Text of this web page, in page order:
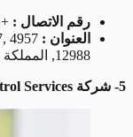
رقم الاتصال : +966509001282
العنوان :
12988, المملكة العربية السعودية
5- شركة Expert Relocations and Pest Control Services